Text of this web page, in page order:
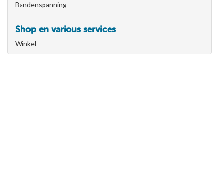
Bandenspanning
Shop en various services
Winkel